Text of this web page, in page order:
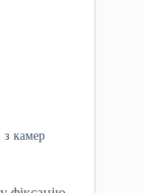
з камер